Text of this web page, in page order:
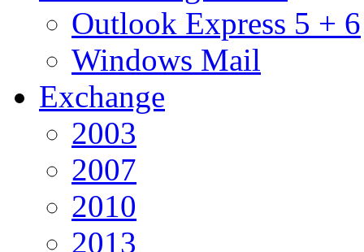
Outlook Express 5 + 6
Windows Mail
Exchange
2003
2007
2010
2013